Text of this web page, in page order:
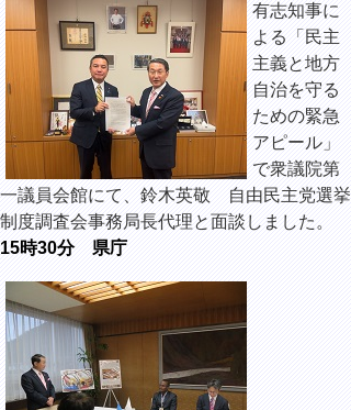
有志知事に
よる「民主
主義と地方
自治を守る
ための緊急
アピール」
で衆議院第
一議員会館にて、鈴木英敬 自由民主党選挙
制度調査会事務局長代理と面談しました。
15時30分 県庁